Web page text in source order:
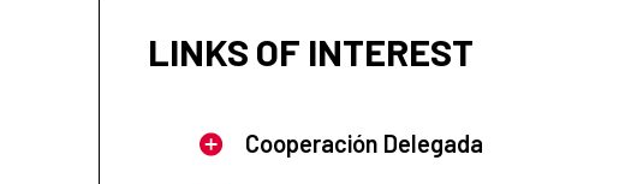
LINKS OF INTEREST
Cooperación Delegada